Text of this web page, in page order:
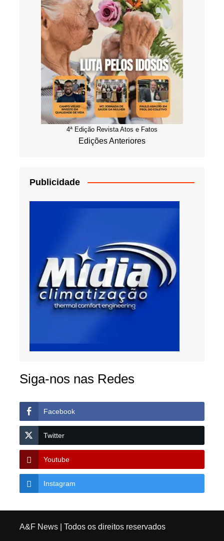
4ª Edição Revista Atos e Fatos
Edições Anteriores
Publicidade
Siga-nos nas Redes
Facebook
Twitter
Youtube
Instagram
A&F News| Todos os direitos reservados